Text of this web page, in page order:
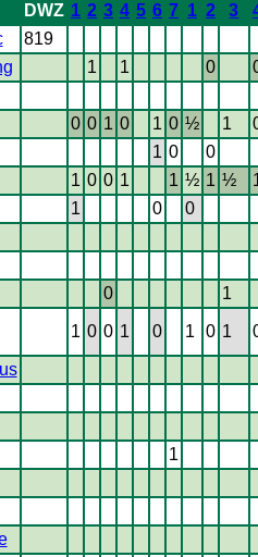
DWZ 1 2 3 4 5 6 7 1 2 3
819
1 1 0
0 0 1 0 1 0 ½ 1
1 0
0
1 0 0 1 1 ½ 1 ½
1 0
0
0 1
1 0 0 1 0 1 0 1
1